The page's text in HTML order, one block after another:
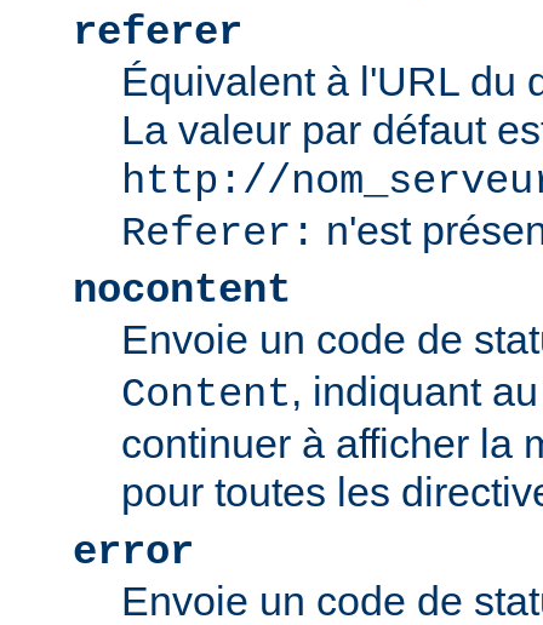
referer
Équivalent à l'URL du
La valeur par défaut
http://
Referer: n'est
nocontent
Envoie un code de
Content, indiquant
continuer à afficher la
pour toutes les
error
Envoie un code de